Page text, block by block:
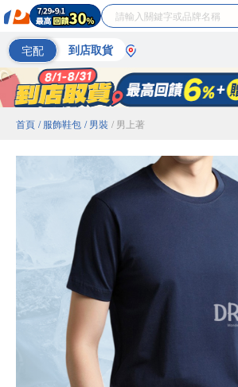
宅配 到店取貨
首頁 / 服飾鞋包 / 男裝 / 男上著